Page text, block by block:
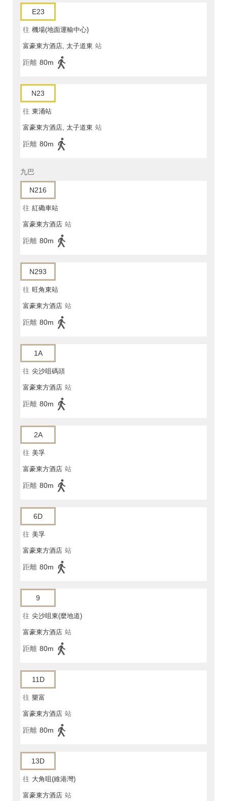
E23
往 機場(地面運輸中心)
富豪東方酒店, 太子道東 站
距離 80m
N23
往 東涌站
富豪東方酒店, 太子道東 站
距離 80m
九巴
N216
往 紅磡車站
富豪東方酒店 站
距離 80m
N293
往 旺角東站
富豪東方酒店 站
距離 80m
1A
往 尖沙咀碼頭
富豪東方酒店 站
距離 80m
2A
往 美孚
富豪東方酒店 站
距離 80m
6D
往 美孚
富豪東方酒店 站
距離 80m
9
往 尖沙咀東(麼地道)
富豪東方酒店 站
距離 80m
11D
往 樂富
富豪東方酒店 站
距離 80m
13D
往 大角咀(維港灣)
富豪東方酒店 站